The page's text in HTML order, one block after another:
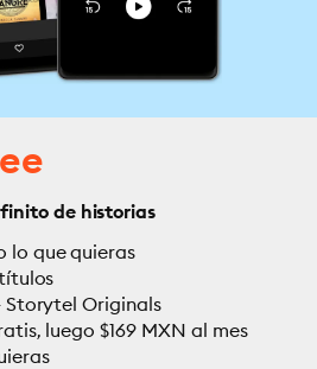
de historias
lo que quieras
Storytel Originals
luego $169 MXN al mes